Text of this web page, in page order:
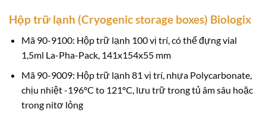
Hộp trữ lạnh (Cryogenic storage boxes) Biologix
Mã 90-9100: Hộp trữ lạnh 100 vị trí, có thể đựng vial
1,5ml La-Pha-Pack, 141x154x55 mm
Mã 90-9009: Hộp trữ lạnh 81 vị trí, nhựa Polycarbonate,
chịu nhiệt -196ºC to 121ºC, lưu trữ trong tủ âm sâu hoặc
trong nitơ lỏng